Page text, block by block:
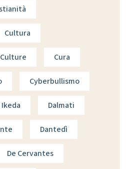
Cultura
Culture Cura
Cyberbullismo
Ikeda Dalmati
Dantedì
De Cervantes